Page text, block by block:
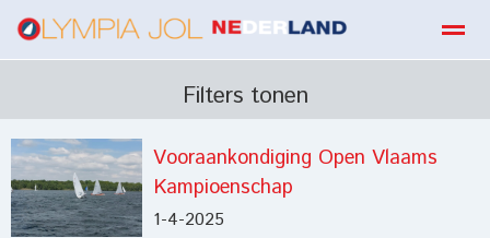
Home Zoeken
Filters tonen
Vooraankondiging Open Vlaams
Kampioenschap
1-4-2025